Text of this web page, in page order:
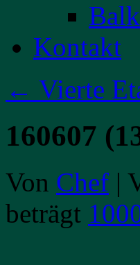
Kontakt
← Vierte
160607
Von Chef |
beträgt